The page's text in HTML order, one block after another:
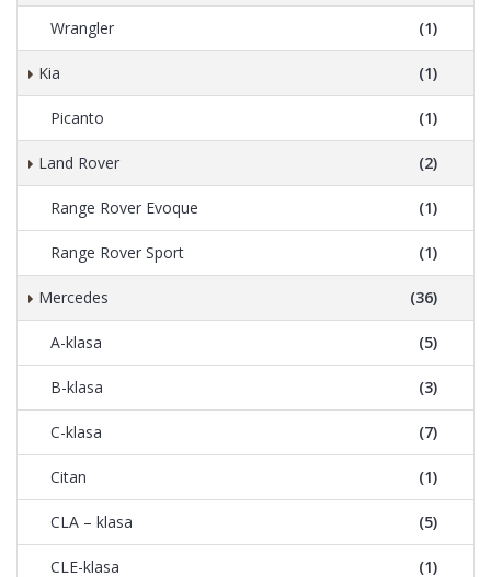
Wrangler (1)
Kia (1)
Picanto (1)
Land Rover (2)
Range Rover Evoque (1)
Range Rover Sport (1)
Mercedes (36)
A-klasa (5)
B-klasa (3)
C-klasa (7)
Citan (1)
CLA – klasa (5)
CLE-klasa (1)